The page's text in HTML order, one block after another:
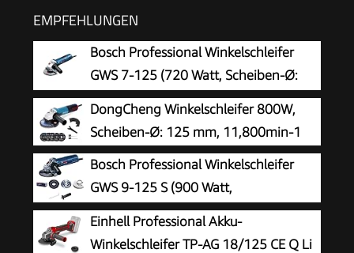
EMPFEHLUNGEN
Bosch Professional Winkelschleifer
GWS 7-125 (720 Watt, Scheiben-Ø:
125 mm, inkl. Zusatzhandgriff,
Aufnahmeflansch, Spannmutter, Schutzhaube,
Zweilochschlüssel, im Karton), 0601388108,
Schwarz, Blau, Silber, Size
DongCheng Winkelschleifer 800W,
Scheiben-Ø: 125 mm, 11,800min-1
Bosch Professional Winkelschleifer
GWS 9-125 S (900 Watt,
Leerlaufdrehzahl: 2800 – 11000 min-
1, im Karton), Solo
Einhell Professional Akku-
Winkelschleifer TP-AG 18/125 CE Q Li